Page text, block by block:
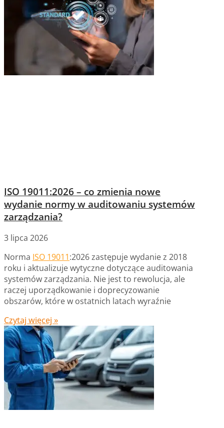
ISO 19011:2026 – co zmienia nowe
wydanie normy w auditowaniu systemów
zarządzania?
3 lipca 2026
Norma ISO 19011:2026 zastępuje wydanie z 2018
roku i aktualizuje wytyczne dotyczące auditowania
systemów zarządzania. Nie jest to rewolucja, ale
raczej uporządkowanie i doprecyzowanie
obszarów, które w ostatnich latach wyraźnie
Czytaj więcej »